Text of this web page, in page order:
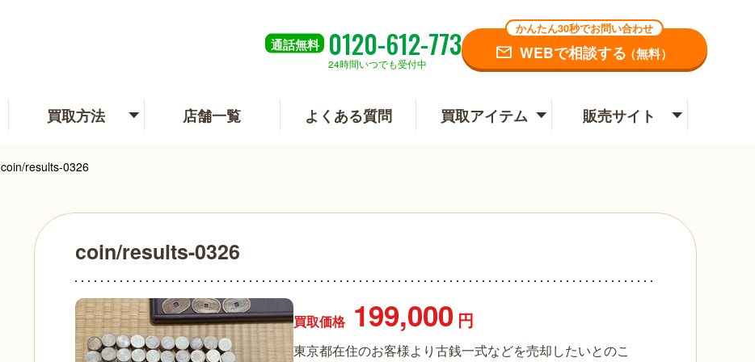
通話無料 0120-612-773
24時間いつでも受付中
かんたん30秒でお問い合わせ
WEBで相談する（無料）
買取方法 店舗一覧 よくある質問 買取アイテム 販売サイト
coin/results-0326
coin/results-0326
買取価格 199,000 円
東京都在住のお客様より古銭一式などを売却したいとのこ